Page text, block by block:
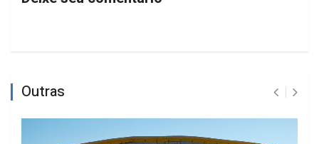
Outras